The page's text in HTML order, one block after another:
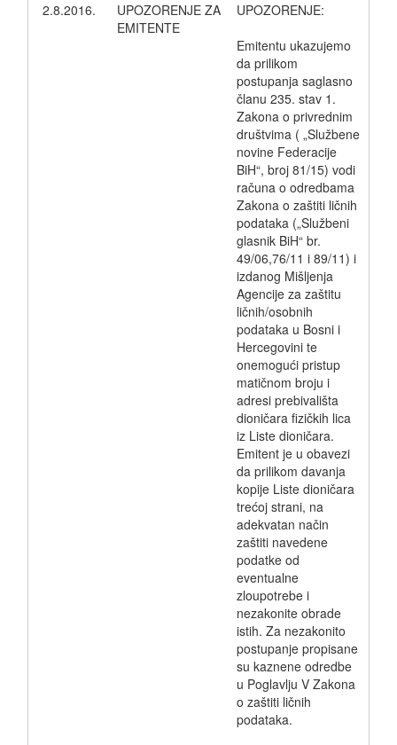
2.8.2016.
UPOZORENJE ZA
EMITENTE
UPOZORENJE:
Emitentu ukazujemo
da prilikom
postupanja saglasno
članu 235. stav 1.
Zakona o privrednim
društvima ( „Službene
novine Federacije
BiH“, broj 81/15) vodi
računa o odredbama
Zakona o zaštiti ličnih
podataka („Službeni
glasnik BiH“ br.
49/06,76/11 i 89/11) i
izdanog Mišljenja
Agencije za zaštitu
ličnih/osobnih
podataka u Bosni i
Hercegovini te
onemogući pristup
matičnom broju i
adresi prebivališta
dioničara fizičkih lica
iz Liste dioničara.
Emitent je u obavezi
da prilikom davanja
kopije Liste dioničara
trećoj strani, na
adekvatan način
zaštiti navedene
podatke od
eventualne
zloupotrebe i
nezakonite obrade
istih. Za nezakonito
postupanje propisane
su kaznene odredbe
u Poglavlju V Zakona
o zaštiti ličnih
podataka.